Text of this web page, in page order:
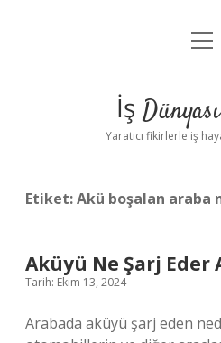
Yasal
İş
Yaratıcı fikirlerle iş
Etiket:Akü boşalan araba
Aküyü Ne Şarj Eder
Tarih: Ekim 13, 2024
Arabada aküyü şarj eden